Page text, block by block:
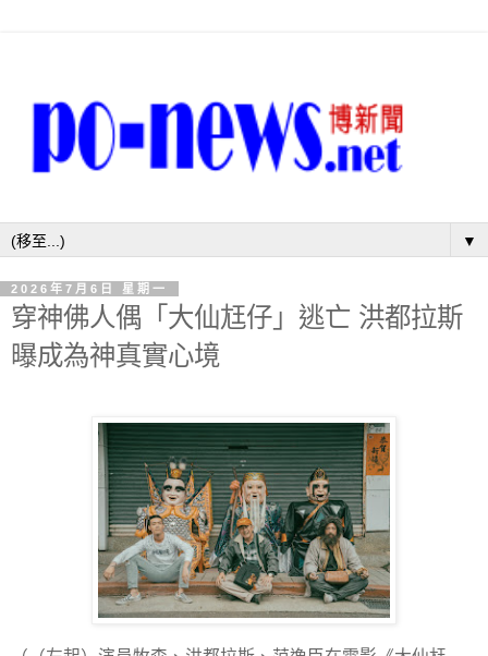
▼
2026年7月6日 星期一
穿神佛人偶「大仙尪仔」逃亡 洪都拉斯
曝成為神真實心境